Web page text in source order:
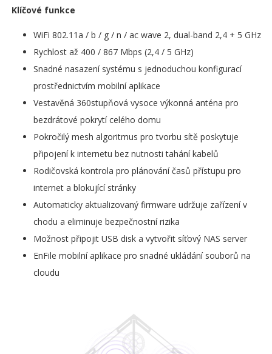
Klíčové funkce
WiFi 802.11a / b / g / n / ac wave 2, dual-band 2,4 + 5 GHz
Rychlost až 400 / 867 Mbps (2,4 / 5 GHz)
Snadné nasazení systému s jednoduchou konfigurací
prostřednictvím mobilní aplikace
Vestavěná 360stupňová vysoce výkonná anténa pro
bezdrátové pokrytí celého domu
Pokročilý mesh algoritmus pro tvorbu sítě poskytuje
připojení k internetu bez nutnosti tahání kabelů
Rodičovská kontrola pro plánování časů přístupu pro
internet a blokující stránky
Automaticky aktualizovaný firmware udržuje zařízení v
chodu a eliminuje bezpečnostní rizika
Možnost připojit USB disk a vytvořit síťový NAS server
EnFile mobilní aplikace pro snadné ukládání souborů na
cloudu